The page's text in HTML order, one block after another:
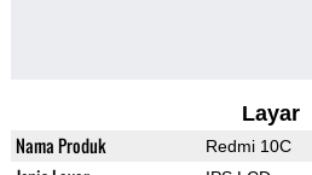
Layar
Nama Produk Redmi 10C